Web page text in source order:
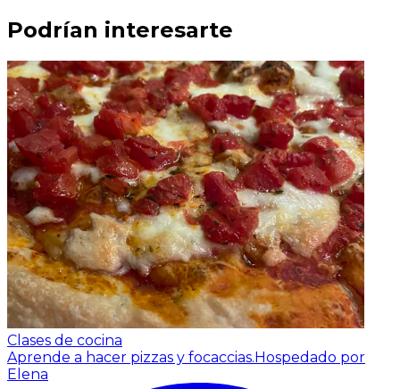
Podrían interesarte
Clases de cocina
Aprende a hacer pizzas y focaccias.Hospedado por
Elena